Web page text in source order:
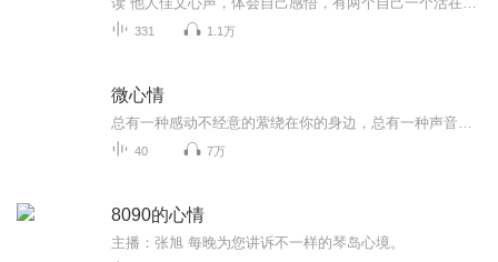
331 1.1万
微心情
40 7万
8090的心情
主播：张旭 每晚为您讲诉不一样的琴岛心境。